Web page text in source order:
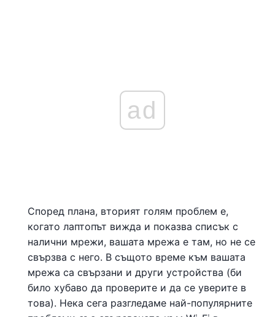
ad
Според плана, вторият голям проблем е,
когато лаптопът вижда и показва списък с
налични мрежи, вашата мрежа е там, но не се
свързва с него. В същото време към вашата
мрежа са свързани и други устройства (би
било хубаво да проверите и да се уверите в
това). Нека сега разгледаме най-популярните